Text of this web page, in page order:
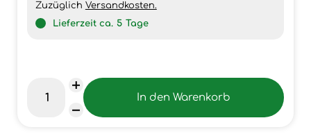
Zuzüglich Versandkosten.
Lieferzeit ca. 5 Tage